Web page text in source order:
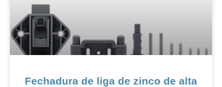
Fechadura de liga de zinco de alta